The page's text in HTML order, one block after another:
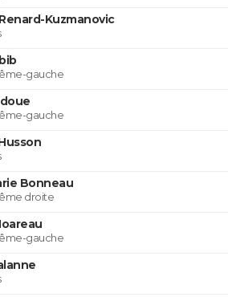
Kuzmanovic
gauche
gauche
Bonneau
droite
gauche